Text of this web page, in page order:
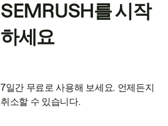
SEMRUSH를 시작
하세요
7일간 무료로 사용해 보세요. 언제든지
취소할 수 있습니다.